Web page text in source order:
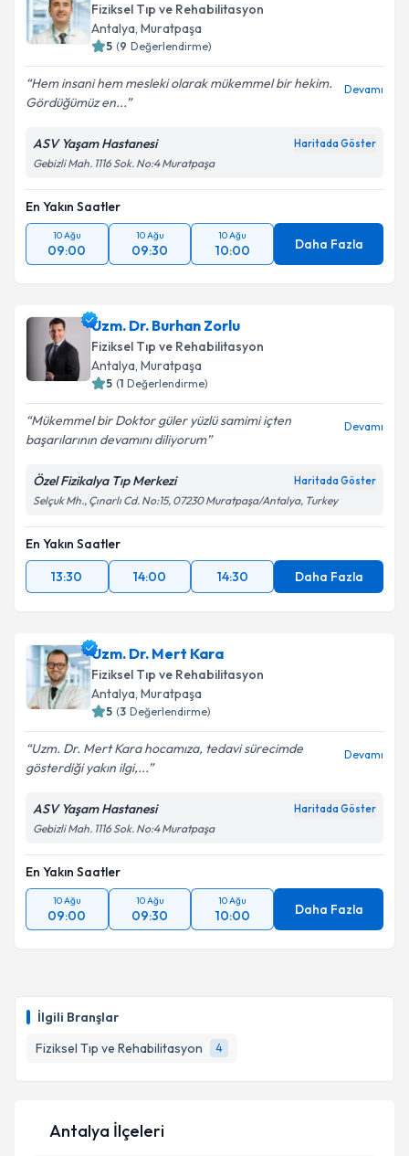
İlgili Branşlar
Fiziksel Tıp ve Rehabilitasyon
4
Fiziksel Tıp ve Rehabilitasyon
Antalya, Muratpaşa
5 (9 Değerlendirme)
Hem insani hem mesleki olarak mükemmel bir hekim.
Gördüğümüz en...
Devamı
ASV Yaşam Hastanesi Haritada Göster
Gebizli Mah. 1116 Sok. No:4 Muratpaşa
En Yakın Saatler
10 Ağu
09:00
10 Ağu
09:30
10 Ağu
10:00 Daha Fazla
Uzm. Dr. Burhan Zorlu
Fiziksel Tıp ve Rehabilitasyon
Antalya, Muratpaşa
5 (1 Değerlendirme)
Mükemmel bir Doktor güler yüzlü samimi içten
başarılarının devamını diliyorum
Devamı
Özel Fizikalya Tıp Merkezi Haritada Göster
Selçuk Mh., Çınarlı Cd. No:15, 07230 Muratpaşa/Antalya, Turkey
En Yakın Saatler
13:30
14:00 14:30 Daha Fazla
Uzm. Dr. Mert Kara
Fiziksel Tıp ve Rehabilitasyon
Antalya, Muratpaşa
5 (3 Değerlendirme)
Uzm. Dr. Mert Kara hocamıza, tedavi sürecimde
gösterdiği yakın ilgi,...
Devamı
ASV Yaşam Hastanesi Haritada Göster
Gebizli Mah. 1116 Sok. No:4 Muratpaşa
En Yakın Saatler
10 Ağu
09:00
10 Ağu
09:30
10 Ağu
10:00 Daha Fazla
Antalya İlçeleri